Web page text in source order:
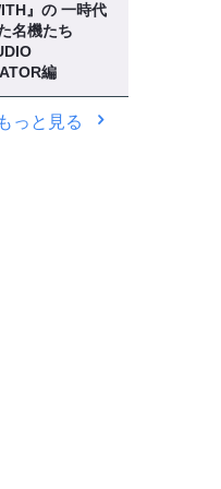
』の 一時代
名機たち
編
っと見る